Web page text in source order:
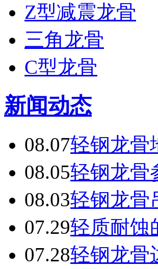
Z型减震龙骨
三角龙骨
C型龙骨
新闻动态
08.07轻钢龙骨
08.05轻钢龙骨
08.03轻钢龙骨
07.29轻质耐蚀
07.28轻钢龙